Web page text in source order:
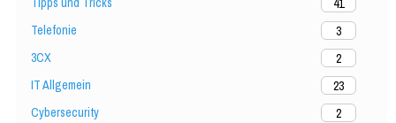
Telefonie
3
3CX
2
IT Allgemein
23
Cybersecurity
2